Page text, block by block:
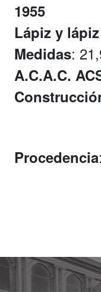
1955
Lápiz y
Medidas:
A.C.A.C.
Procedencia: